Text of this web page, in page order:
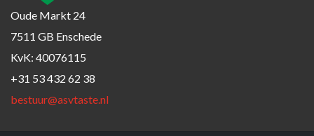
Oude Markt 24
7511 GB Enschede
KvK: 40076115
+31 53 432 62 38
bestuur@asvtaste.nl